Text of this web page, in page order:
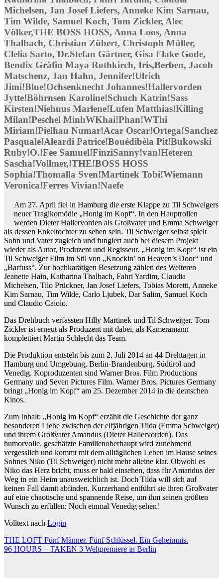
Michelsen, Jan Josef Liefers, Anneke Kim Sarnau,
Tim Wilde, Samuel Koch, Tom Zickler, Alec
Völker,THE BOSS HOSS, Anna Loos, Anna
Thalbach, Christian Zübert, Christoph Müller,
Clelia Sarto, Dr.Stefan Gärtner, Gisa Flake Gode,
Bendix Gräfin Maya Rothkirch, Iris,Berben, Jacob
Matschenz, Jan Hahn, Jennifer!Ulrich
Jimi!Blue!Ochsenknecht Johannes!Hallervorden
Jytte!Böhrnsen Karoline!Schuch Katrin!Sass
Kirsten!Niehuus Marlene!Lufen Matthias!Killing
Milan!Peschel MinhWKhai!Phan!WThi
Miriam!Pielhau Numar!Acar Oscar!Ortega!Sanchez
Pasquale!Aleardi Patrice!Bouédibéla Pit!Bukowski
Ruby!O.!Fee Samuel!FinziSanny!van!Heteren
Sascha!Vollmer,!THE!BOSS HOSS
Sophia!Thomalla Sven!Martinek Tobi!Wiemann
Veronica!Ferres Vivian!Naefe
Am 27. April fiel in Hamburg die erste Klappe zu Til Schweigers
neuer Tragikomödie „Honig im Kopf“. In den Hauptrollen
werden Dieter Hallervorden als Großvater und Emma Schweiger
als dessen Enkeltochter zu sehen sein. Til Schweiger selbst spielt
Sohn und Vater zugleich und fungiert auch bei diesem Projekt
wieder als Autor, Produzent und Regisseur. „Honig im Kopf“ ist ein
Til Schweiger Film im Stil von „Knockin’ on Heaven’s Door“ und
„Barfuss“. Zur hochkarätigen Besetzung zählen des Weiteren
Jeanette Hain, Katharina Thalbach, Fahri Yardim, Claudia
Michelsen, Tilo Prückner, Jan Josef Liefers, Tobias Moretti, Anneke
Kim Sarnau, Tim Wilde, Carlo Ljubek, Dar Salim, Samuel Koch
und Claudio Caiolo.
Das Drehbuch verfassten Hilly Martinek und Til Schweiger. Tom
Zickler ist erneut als Produzent mit dabei, als Kameramann
komplettiert Martin Schlecht das Team.
Die Produktion entsteht bis zum 2. Juli 2014 an 44 Drehtagen in
Hamburg und Umgebung, Berlin-Brandenburg, Südtirol und
Venedig. Koproduzenten sind Warner Bros. Film Productions
Germany und Seven Pictures Film. Warner Bros. Pictures Germany
bringt „Honig im Kopf“ am 25. Dezember 2014 in die deutschen
Kinos.
Zum Inhalt: „Honig im Kopf“ erzählt die Geschichte der ganz
besonderen Liebe zwischen der elfjährigen Tilda (Emma Schweiger)
und ihrem Großvater Amandus (Dieter Hallervorden). Das
humorvolle, geschätzte Familienoberhaupt wird zunehmend
vergesslich und kommt mit dem alltäglichen Leben im Hause seines
Sohnes Niko (Til Schweiger) nicht mehr alleine klar. Obwohl es
Niko das Herz bricht, muss er bald einsehen, dass für Amandus der
Weg in ein Heim unausweichlich ist. Doch Tilda will sich auf
keinen Fall damit abfinden. Kurzerhand entführt sie ihren Großvater
auf eine chaotische und spannende Reise, um ihm seinen größten
Wunsch zu erfüllen: Noch einmal Venedig sehen!
Volltext nach Login
Beitragsnavigation
THE LOFT Fünf Männer. Fünf Schlüssel. Ein Geheimnis.
96 HOURS – TAKEN 3 Weltpremiere in Berlin